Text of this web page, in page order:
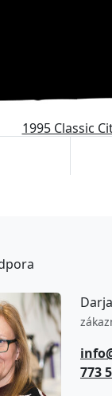
1995 Classic
773